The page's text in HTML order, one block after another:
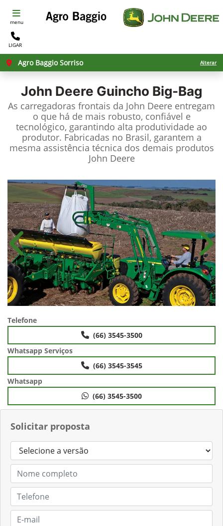
menu
LIGAR
Agro Baggio Sorriso Alterar
John Deere Guincho Big-Bag
As carregadoras frontais da John Deere entregam
o que há de mais robusto, confiável e
tecnológico, garantindo alta produtividade ao
produtor. Fabricadas no Brasil, garantem a
mesma assistência técnica dos demais produtos
John Deere
Solicitar proposta
Anterior
Telefone
(66) 3545-3500
Whatsapp Serviços
(66) 3545-3545
Whatsapp
(66) 3545-3500